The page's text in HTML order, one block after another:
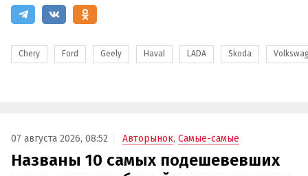
Chery Ford Geely Haval LADA Skoda
07 августа 2026, 08:52 Авторынок, Самые-самые
Названы 10 самых подешевевших